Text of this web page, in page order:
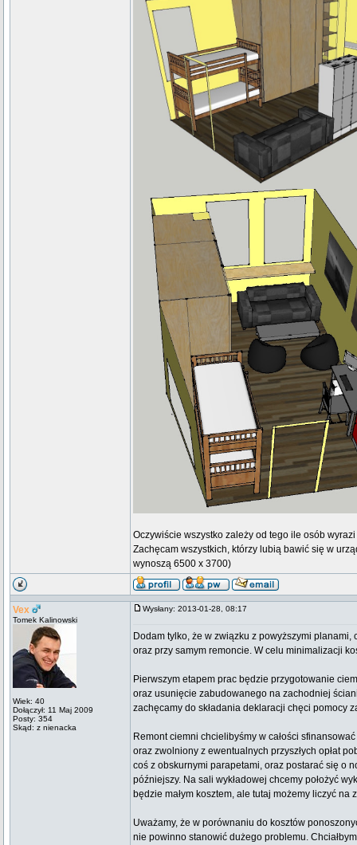
Oczywiście wszystko zależy od tego ile osób
Zachęcam wszystkich, którzy lubią bawić się w
wynoszą 6500 x 3700)
Vex
Tomek Kalinowski
Wiek: 40
Dołączył: 11 Maj 2009
Posty: 354
Skąd: z nienacka
Wysłany: 2013-01-28, 08:17
Dodam tylko, że w związku z powyższymi
oraz przy samym remoncie. W celu minimalizacji
Pierwszym etapem prac będzie przygotowanie
oraz usunięcie zabudowanego na zachodniej
zachęcamy do składania deklaracji chęci pomocy
Remont ciemni chcielibyśmy w całości
oraz zwolniony z ewentualnych przyszłych opłat
coś z obskurnymi parapetami, oraz postarać się o
późniejszy. Na sali wykładowej chcemy położyć
będzie małym kosztem, ale tutaj możemy liczyć
Uważamy, że w porównaniu do kosztów
nie powinno stanowić dużego problemu.